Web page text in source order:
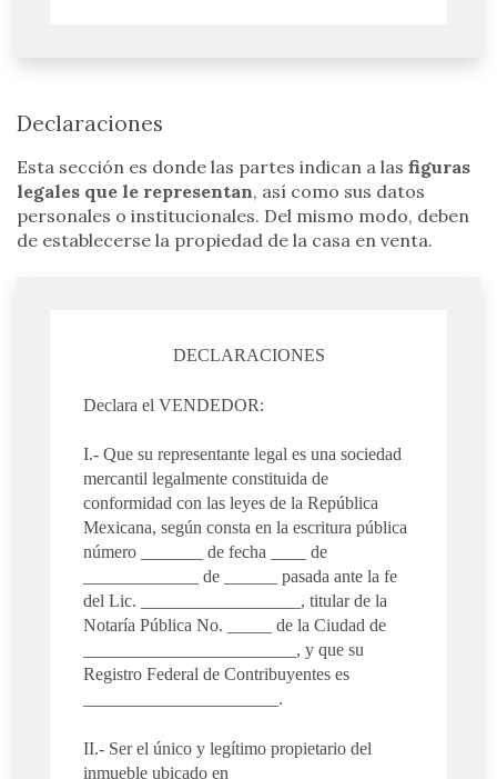
Declaraciones
Esta sección es donde las partes indican a las figuras
legales que le representan, así como sus datos
personales o institucionales. Del mismo modo, deben
de establecerse la propiedad de la casa en venta.
DECLARACIONES
Declara el VENDEDOR:
I.- Que su representante legal es una sociedad
mercantil legalmente constituida de
conformidad con las leyes de la República
Mexicana, según consta en la escritura pública
número _______ de fecha ____ de
_____________ de ______ pasada ante la fe
del Lic. __________________, titular de la
Notaría Pública No. _____ de la Ciudad de
________________________, y que su
Registro Federal de Contribuyentes es
______________________.
II.- Ser el único y legítimo propietario del
inmueble ubicado en